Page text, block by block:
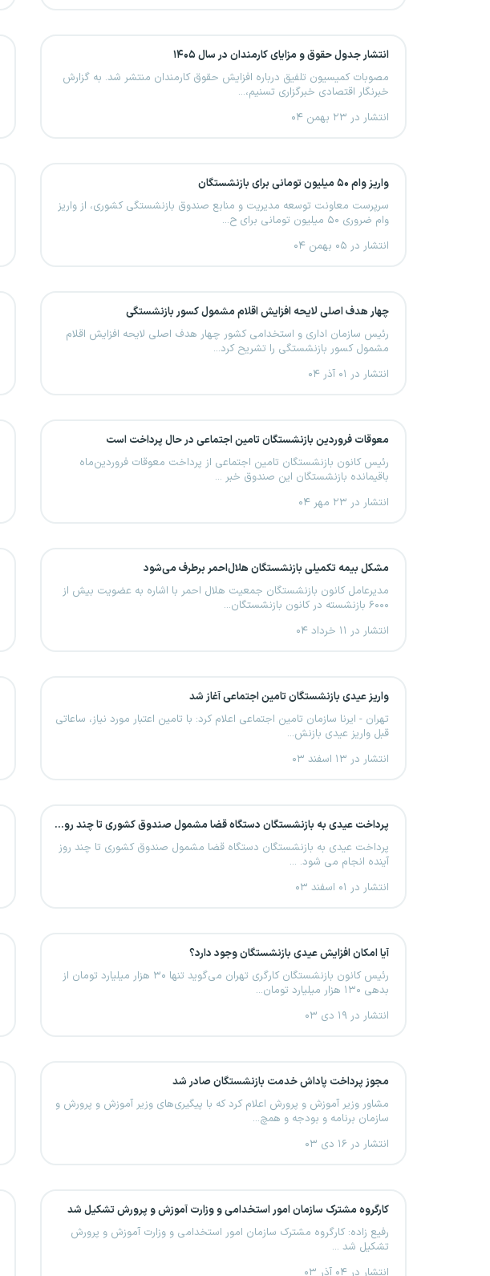
انتشار جدول حقوق و مزایای کارمندان در سال ۱۴۰۵
مصوبات کمیسیون تلفیق درباره افزایش حقوق کارمندان منتشر شد. به گزارش
خبرنگار اقتصادی خبرگزاری تسنیم،...
انتشار در ۲۳ بهمن ۰۴
واریز وام ۵۰ میلیون تومانی برای بازنشستگان
سرپرست معاونت توسعه مدیریت و منابع صندوق بازنشستگی کشوری، از واریز
وام ضروری ۵۰ میلیون تومانی برای ح...
انتشار در ۰۵ بهمن ۰۴
چهار هدف اصلی لایحه افزایش اقلام مشمول کسور بازنشستگی
رئیس سازمان اداری و استخدامی کشور چهار هدف اصلی لایحه افزایش اقلام
مشمول کسور بازنشستگی را تشریح کرد...
انتشار در ۰۱ آذر ۰۴
معوقات فروردین بازنشستگان تامین اجتماعی در حال پرداخت است
رئیس کانون بازنشستگان تامین اجتماعی از پرداخت معوقات فروردین‌ماه
باقیمانده بازنشستگان این صندوق خبر ...
انتشار در ۲۳ مهر ۰۴
مشکل بیمه تکمیلی بازنشستگان هلال‌احمر برطرف می‌شود
مدیرعامل کانون بازنشستگان جمعیت هلال احمر با اشاره به عضویت بیش از
۶۰۰۰ بازنشسته در کانون بازنشستگان...
انتشار در ۱۱ خرداد ۰۴
واریز عیدی بازنشستگان تامین اجتماعی آغاز شد
تهران - ایرنا سازمان تامین اجتماعی اعلام کرد: با تامین اعتبار مورد نیاز، ساعاتی
قبل واریز عیدی بازنش...
انتشار در ۱۳ اسفند ۰۳
پرداخت عیدی به بازنشستگان دستگاه قضا مشمول صندوق کشوری تا چند روز آینده
پرداخت عیدی به بازنشستگان دستگاه قضا مشمول صندوق کشوری تا چند روز
آینده انجام می شود. ...
انتشار در ۰۱ اسفند ۰۳
آیا امکان افزایش عیدی بازنشستگان وجود دارد؟
رئیس کانون بازنشستگان کارگری تهران می‌گوید تنها ۳۰ هزار میلیارد تومان از
بدهی ۱۳۰ هزار میلیارد تومان...
انتشار در ۱۹ دی ۰۳
مجوز پرداخت پاداش خدمت بازنشستگان صادر شد
مشاور وزیر آموزش و پرورش اعلام کرد که با پیگیری‌های وزیر آموزش و پرورش و
سازمان برنامه و بودجه و همچ...
انتشار در ۱۶ دی ۰۳
کارگروه مشترک سازمان امور استخدامی و وزارت آموزش و پرورش تشکیل شد
رفیع زاده: کارگروه مشترک سازمان امور استخدامی و وزارت آموزش و پرورش
تشکیل شد ...
انتشار در ۰۴ آذر ۰۳